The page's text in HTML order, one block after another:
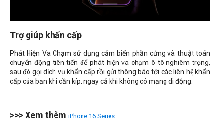
Trợ giúp khẩn cấp
Phát Hiện Va Chạm sử dụng cảm biến phần cứng và thuật toán
chuyển động tiên tiến để phát hiện va chạm ô tô nghiêm trọng,
sau đó gọi dịch vụ khẩn cấp rồi gửi thông báo tới các liên hệ khẩn
cấp của bạn khi cần kíp, ngay cả khi không có mạng di động.
>>> Xem thêm iPhone 16 Series